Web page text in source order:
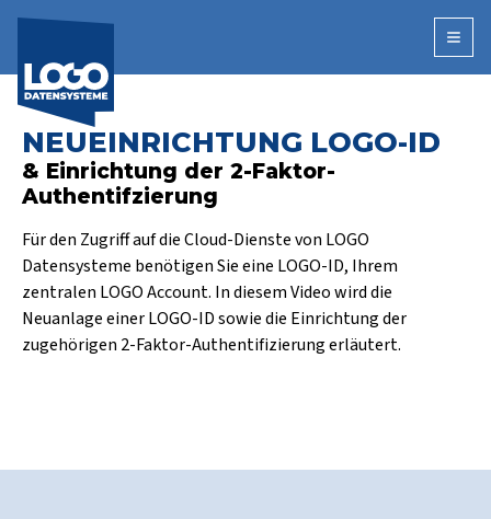
NEUEINRICHTUNG LOGO-ID
& Einrichtung der 2-Faktor-
Authentifzierung
Für den Zugriff auf die Cloud-Dienste von LOGO
Datensysteme benötigen Sie eine LOGO-ID, Ihrem
zentralen LOGO Account. In diesem Video wird die
Neuanlage einer LOGO-ID sowie die Einrichtung der
zugehörigen 2-Faktor-Authentifizierung erläutert.